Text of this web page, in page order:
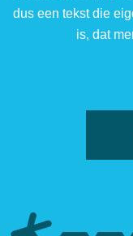
dus een tekst die
is, dat